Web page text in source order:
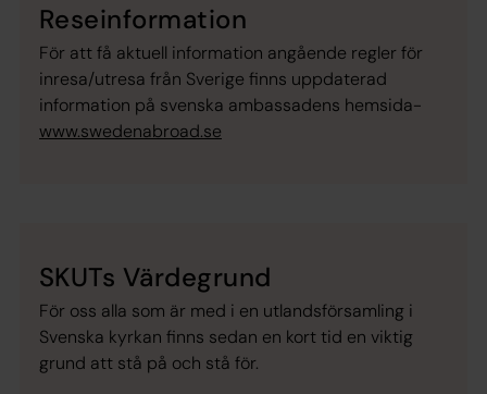
Reseinformation
För att få aktuell information angående regler för
inresa/utresa från Sverige finns uppdaterad
information på svenska ambassadens hemsida-
www.swedenabroad.se
SKUTs Värdegrund
För oss alla som är med i en utlandsförsamling i
Svenska kyrkan finns sedan en kort tid en viktig
grund att stå på och stå för.